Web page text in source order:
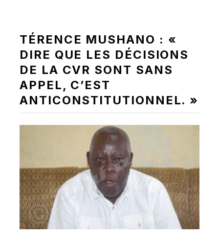
TÉRENCE MUSHANO : «
DIRE QUE LES DÉCISIONS
DE LA CVR SONT SANS
APPEL, C’EST
ANTICONSTITUTIONNEL. »